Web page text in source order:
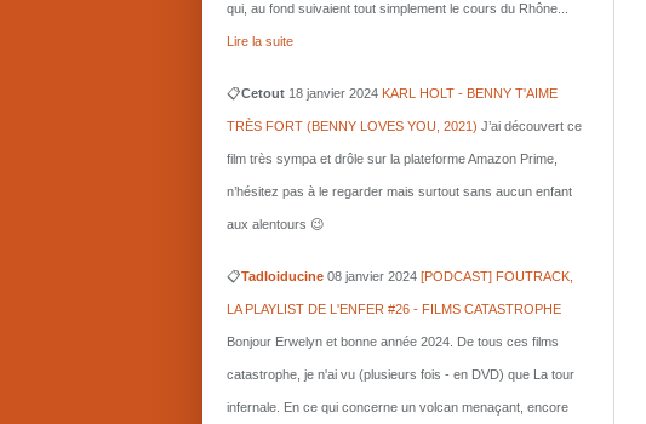
qui, au fond suivaient tout simplement le cours du Rhône...
Lire la suite
📋Cetout 18 janvier 2024 KARL HOLT - BENNY T'AIME
TRÈS FORT (BENNY LOVES YOU, 2021) J’ai découvert ce
film très sympa et drôle sur la plateforme Amazon Prime,
n’hésitez pas à le regarder mais surtout sans aucun enfant
aux alentours 😉
📋Tadloiducine 08 janvier 2024 [PODCAST] FOUTRACK,
LA PLAYLIST DE L'ENFER #26 - FILMS CATASTROPHE
Bonjour Erwelyn et bonne année 2024. De tous ces films
catastrophe, je n'ai vu (plusieurs fois - en DVD) que La tour
infernale. En ce qui concerne un volcan menaçant, encore